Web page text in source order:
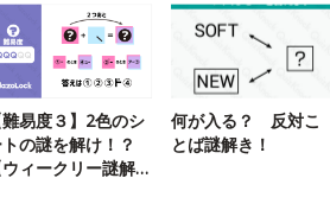
難易度３】2色のシ
の謎を解け！？
ウィークリー謎解
何が入る？ 反対こ
とば謎解き！